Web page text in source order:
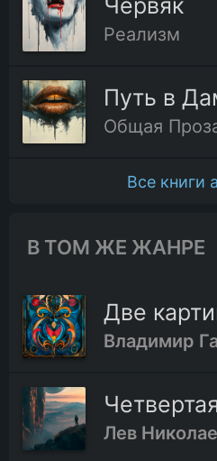
32.Глава тридцать
33.Глава тридцать
Червяк
Реализм
Путь в
Общая
Все книги
В ТОМ ЖЕ ЖАНРЕ
Две
Лев